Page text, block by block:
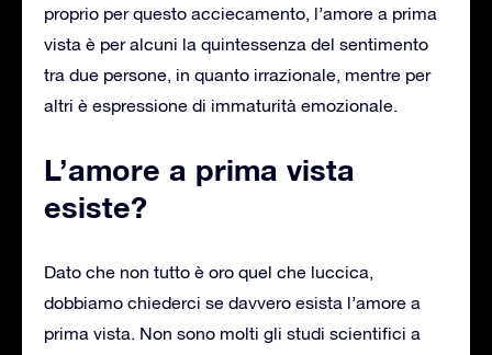
proprio per questo acciecamento, l’amore a prima
vista è per alcuni la quintessenza del sentimento
tra due persone, in quanto irrazionale, mentre per
altri è espressione di immaturità emozionale.
L’amore a prima vista
esiste?
Dato che non tutto è oro quel che luccica,
dobbiamo chiederci se davvero esista l’amore a
prima vista. Non sono molti gli studi scientifici a